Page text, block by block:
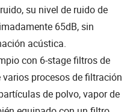
su nivel de ruido de
65dB, sin
acústica.
con 6-stage filtros de
procesos de filtración
de polvo, vapor de